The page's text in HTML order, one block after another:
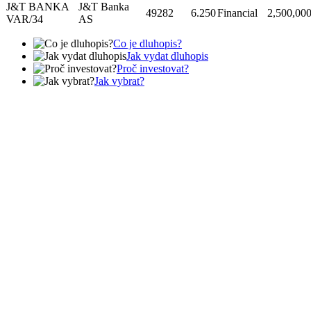
J&T BANKA
VAR/34
J&T Banka
AS
49282 6.250Financial
Co je dluhopis?
Jak vydat dluhopis
Proč investovat?
Jak vybrat?